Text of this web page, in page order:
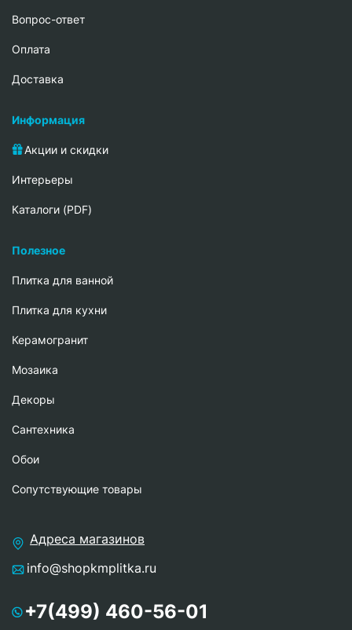
Вопрос-ответ
Oплата
Доставка
Информация
Акции и скидки
Интерьеры
Каталоги (PDF)
Полезное
Плитка для ванной
Плитка для кухни
Керамогранит
Мозаика
Декоры
Сантехника
Обои
Сопутствующие товары
Адреса магазинов
info@shopkmplitka.ru
+7(499) 460-56-01